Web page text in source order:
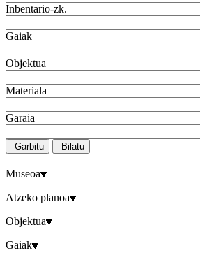
Inbentario-zk.
Gaiak
Objektua
Materiala
Garaia
Garbitu Bilatu
Museoa
Atzeko planoa
Objektua
Gaiak